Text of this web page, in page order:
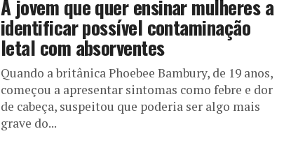
A jovem que quer ensinar mulheres a
identificar possível contaminação
letal com absorventes
Quando a britânica Phoebee Bambury, de 19 anos,
começou a apresentar sintomas como febre e dor
de cabeça, suspeitou que poderia ser algo mais
grave do...